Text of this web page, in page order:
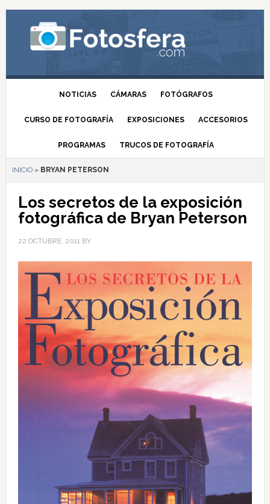
NOTICIAS CÁMARAS FOTÓGRAFOS
CURSO DE FOTOGRAFÍA EXPOSICIONES ACCESORIOS
PROGRAMAS TRUCOS DE FOTOGRAFÍA
INICIO» BRYAN PETERSON
Los secretos de la exposición
fotográfica de Bryan Peterson
22 OCTUBRE, 2011BY